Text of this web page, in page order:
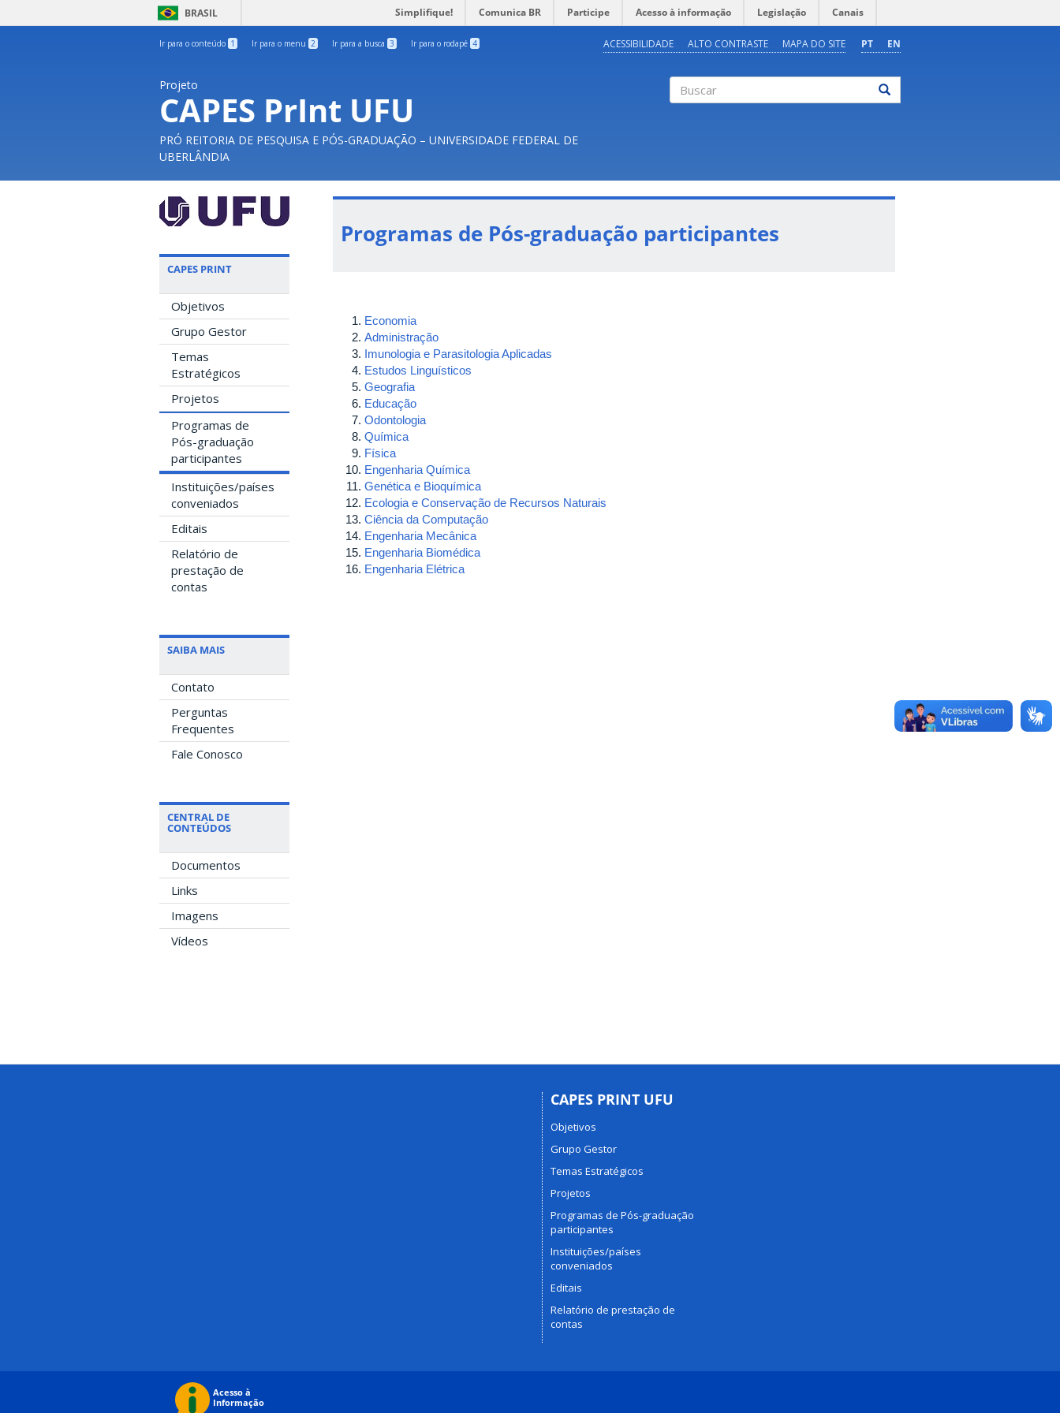
BRASIL Simplifique! Comunica BR Participe Acesso à informação Legislação Canais
Ir para o conteúdo 1 Ir para o menu 2 Ir para a busca 3 Ir para o rodapé 4 PT EN
ACESSIBILIDADE ALTO CONTRASTE MAPA DO SITE
Projeto
CAPES PrInt UFU
PRÓ REITORIA DE PESQUISA E PÓS-GRADUAÇÃO – UNIVERSIDADE FEDERAL DE
UBERLÂNDIA
CAPES PRINT
Objetivos
Grupo Gestor
Temas
Estratégicos
Projetos
Programas de
Pós-graduação
participantes
Instituições/países
conveniados
Editais
Relatório de
prestação de
contas
SAIBA MAIS
Contato
Perguntas
Frequentes
Fale Conosco
CENTRAL DE
CONTEÚDOS
Documentos
Links
Imagens
Vídeos
Programas de Pós-graduação participantes
Economia
Administração
Imunologia e Parasitologia Aplicadas
Estudos Linguísticos
Geografia
Educação
Odontologia
Química
Física
Engenharia Química
Genética e Bioquímica
Ecologia e Conservação de Recursos Naturais
Ciência da Computação
Engenharia Mecânica
Engenharia Biomédica
Engenharia Elétrica
CAPES PRINT UFU
Objetivos
Grupo Gestor
Temas Estratégicos
Projetos
Programas de Pós-graduação
participantes
Instituições/países
conveniados
Editais
Relatório de prestação de
contas